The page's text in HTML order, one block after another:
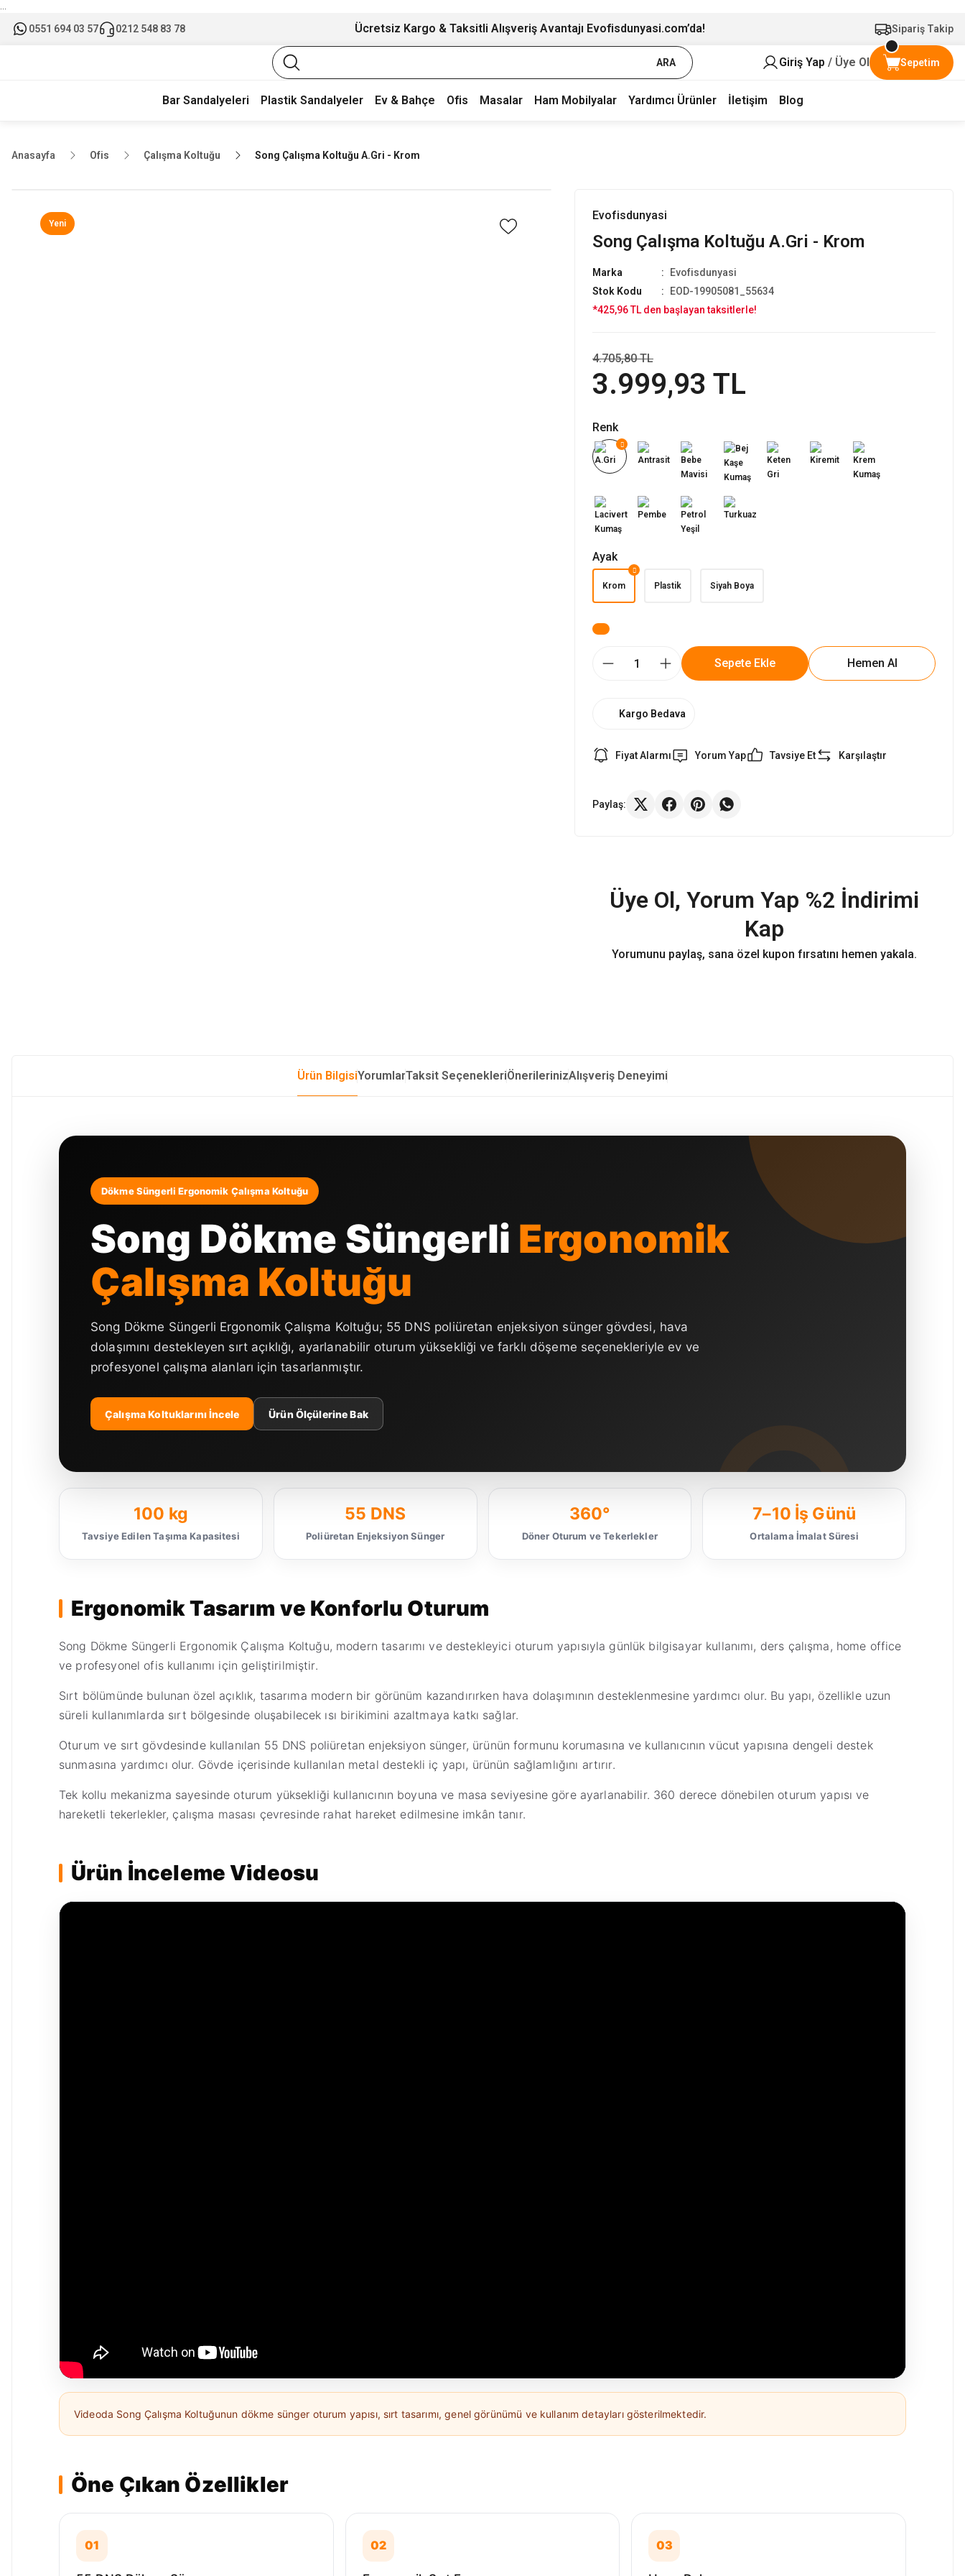
...
0551 694 03 57 0212 548 83 78 Ücretsiz Kargo & Taksitli Alışveriş Avantajı Evofisdunyasi.com’da! Sipariş Takip
ARA Giriş Yap / Üye Ol Sepetim
Bar Sandalyeleri Plastik Sandalyeler Ev & Bahçe Ofis Masalar Ham Mobilyalar Yardımcı Ürünler İletişim Blog
Anasayfa Ofis Çalışma Koltuğu Song Çalışma Koltuğu A.Gri - Krom
Yeni
Evofisdunyasi
Song Çalışma Koltuğu A.Gri - Krom
Marka
Evofisdunyasi
Stok Kodu
EOD-19905081_55634
*425,96 TL den başlayan taksitlerle!
3.999,93 TL
4.705,80 TL
Renk
Ayak
Krom Plastik Siyah Boya
Sepete Ekle Hemen Al
Kargo Bedava
Fiyat Alarmı Yorum Yap Tavsiye Et Karşılaştır
Paylaş:
Üye Ol, Yorum Yap %2 İndirimi
Kap
Yorumunu paylaş, sana özel kupon fırsatını hemen yakala.
Ürün BilgisiYorumlarTaksit SeçenekleriÖnerilerinizAlışveriş Deneyimi
Dökme Süngerli Ergonomik Çalışma Koltuğu
Song Dökme Süngerli Ergonomik
Çalışma Koltuğu
Song Dökme Süngerli Ergonomik Çalışma Koltuğu; 55 DNS poliüretan enjeksiyon sünger gövdesi, hava
dolaşımını destekleyen sırt açıklığı, ayarlanabilir oturum yüksekliği ve farklı döşeme seçenekleriyle ev ve
profesyonel çalışma alanları için tasarlanmıştır.
Çalışma Koltuklarını İncele Ürün Ölçülerine Bak
100 kg
Tavsiye Edilen Taşıma Kapasitesi
55 DNS
Poliüretan Enjeksiyon Sünger
360°
Döner Oturum ve Tekerlekler
7–10 İş Günü
Ortalama İmalat Süresi
Ergonomik Tasarım ve Konforlu Oturum
Song Dökme Süngerli Ergonomik Çalışma Koltuğu, modern tasarımı ve destekleyici oturum yapısıyla günlük bilgisayar kullanımı, ders çalışma, home office
ve profesyonel ofis kullanımı için geliştirilmiştir.
Sırt bölümünde bulunan özel açıklık, tasarıma modern bir görünüm kazandırırken hava dolaşımının desteklenmesine yardımcı olur. Bu yapı, özellikle uzun
süreli kullanımlarda sırt bölgesinde oluşabilecek ısı birikimini azaltmaya katkı sağlar.
Oturum ve sırt gövdesinde kullanılan 55 DNS poliüretan enjeksiyon sünger, ürünün formunu korumasına ve kullanıcının vücut yapısına dengeli destek
sunmasına yardımcı olur. Gövde içerisinde kullanılan metal destekli iç yapı, ürünün sağlamlığını artırır.
Tek kollu mekanizma sayesinde oturum yüksekliği kullanıcının boyuna ve masa seviyesine göre ayarlanabilir. 360 derece dönebilen oturum yapısı ve
hareketli tekerlekler, çalışma masası çevresinde rahat hareket edilmesine imkân tanır.
Ürün İnceleme Videosu
Videoda Song Çalışma Koltuğunun dökme sünger oturum yapısı, sırt tasarımı, genel görünümü ve kullanım detayları gösterilmektedir.
Öne Çıkan Özellikler
01 02 03